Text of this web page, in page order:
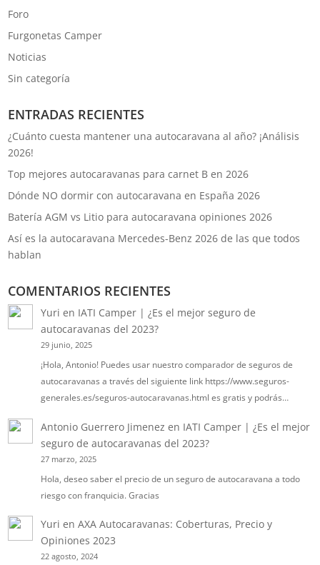
Foro
Furgonetas Camper
Noticias
Sin categoría
ENTRADAS RECIENTES
¿Cuánto cuesta mantener una autocaravana al año? ¡Análisis
2026!
Top mejores autocaravanas para carnet B en 2026
Dónde NO dormir con autocaravana en España 2026
Batería AGM vs Litio para autocaravana opiniones 2026
Así es la autocaravana Mercedes-Benz 2026 de las que todos
hablan
COMENTARIOS RECIENTES
Yuri en IATI Camper | ¿Es el mejor seguro de
autocaravanas del 2023?
29 junio, 2025
¡Hola, Antonio! Puedes usar nuestro comparador de seguros de
autocaravanas a través del siguiente link https://www.seguros-
generales.es/seguros-autocaravanas.html es gratis y podrás…
Antonio Guerrero Jimenez en IATI Camper | ¿Es el mejor
seguro de autocaravanas del 2023?
27 marzo, 2025
Hola, deseo saber el precio de un seguro de autocaravana a todo
riesgo con franquicia. Gracias
Yuri en AXA Autocaravanas: Coberturas, Precio y
Opiniones 2023
22 agosto, 2024